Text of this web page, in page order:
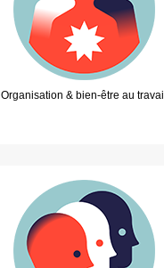
Organisation & bien-être au travail